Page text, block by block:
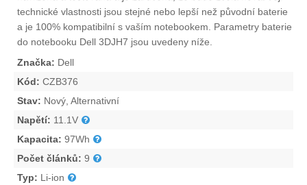
technické vlastnosti jsou stejné nebo lepší než původní baterie
a je 100% kompatibilní s vaším notebookem. Parametry baterie
do notebooku Dell 3DJH7 jsou uvedeny níže.
Značka: Dell
Kód: CZB376
Stav: Nový, Alternativní
Napětí: 11.1V
Kapacita: 97Wh
Počet článků: 9
Typ: Li-ion